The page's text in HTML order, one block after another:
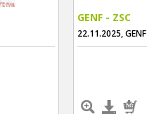
GENF - ZSC
22.11.2025, GENF